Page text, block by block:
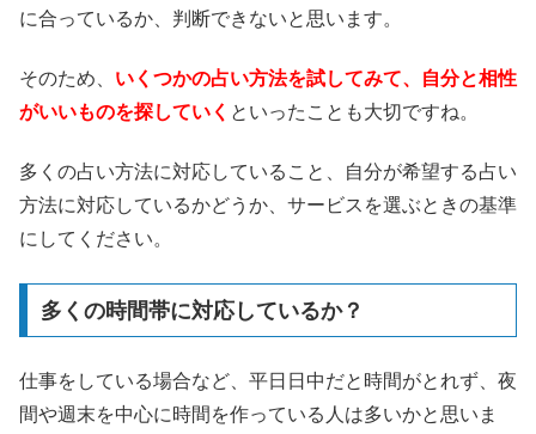
に合っているか、判断できないと思います。
そのため、 いくつかの占い方法を試してみて、自分と相性
がいいものを探していく といったことも大切ですね。
多くの占い方法に対応していること、自分が希望する占い
方法に対応しているかどうか、サービスを選ぶときの基準
にしてください。
多くの時間帯に対応しているか？
仕事をしている場合など、平日日中だと時間がとれず、夜
間や週末を中心に時間を作っている人は多いかと思いま